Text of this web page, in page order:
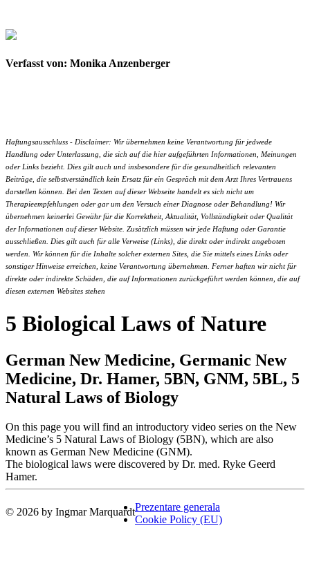
Verfasst von: Monika Anzenberger
Haftungsausschluss - Disclaimer: Wir übernehmen keine Verantwortung für jedwede
Handlung oder Unterlassung, die sich auf die hier aufgeführten Informationen, Meinungen
oder Links bezieht. Dies gilt auch und insbesondere für die gesundheitlich relevanten
Beiträge, die selbstverständlich kein Ersatz für ein Gespräch mit dem Arzt Ihres Vertrauens
darstellen können. Bei den Texten auf dieser Webseite handelt es sich nicht um
Therapieempfehlungen oder gar um den Versuch einer Diagnose oder Behandlung! Wir
übernehmen keinerlei Gewähr für die Korrektheit, Aktualität, Vollständigkeit oder Qualität
der Informationen auf dieser Website. Zusätzlich müssen wir jede Haftung oder Garantie
ausschließen. Dies gilt auch für alle Verweise (Links), die direkt oder indirekt angeboten
werden. Wir können für die Inhalte solcher externen Sites, die Sie mittels eines Links oder
sonstiger Hinweise erreichen, keine Verantwortung übernehmen. Ferner haften wir nicht für
direkte oder indirekte Schäden, die auf Informationen zurückgeführt werden können, die auf
diesen externen Websites stehen
5 Biological Laws of Nature
German New Medicine, Germanic New
Medicine, Dr. Hamer, 5BN, GNM, 5BL, 5
Natural Laws of Biology
On this page you will find an introductory video series on the New
Medicine’s 5 Natural Laws of Biology (5BN), which are also
known as German New Medicine (GNM).
The biological laws were discovered by Dr. med. Ryke Geerd
Hamer.
© 2026 by Ingmar MarquardtPrezentare generala
Cookie Policy (EU)